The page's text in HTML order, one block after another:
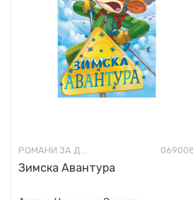
РОМАНИ ЗА ДЕЦА
Зимска Авантура